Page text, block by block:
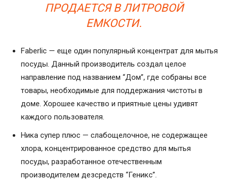
ПРОДАЕТСЯ В ЛИТРОВОЙ
ЕМКОСТИ.
Faberlic — еще один популярный концентрат для мытья
посуды. Данный производитель создал целое
направление под названием “Дом”, где собраны все
товары, необходимые для поддержания чистоты в
доме. Хорошее качество и приятные цены удивят
каждого пользователя.
Ника супер плюс — слабощелочное, не содержащее
хлора, концентрированное средство для мытья
посуды, разработанное отечественным
производителем дезсредств “Геникс”.